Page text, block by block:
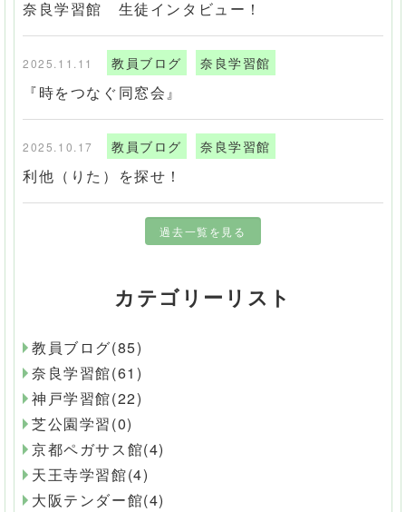
奈良学習館 生徒インタビュー！
2025.11.11 教員ブログ 奈良学習館
『時をつなぐ同窓会』
2025.10.17 教員ブログ 奈良学習館
利他（りた）を探せ！
過去一覧を見る
カテゴリーリスト
教員ブログ(85)
奈良学習館(61)
神戸学習館(22)
芝公園学習(0)
京都ペガサス館(4)
天王寺学習館(4)
大阪テンダー館(4)